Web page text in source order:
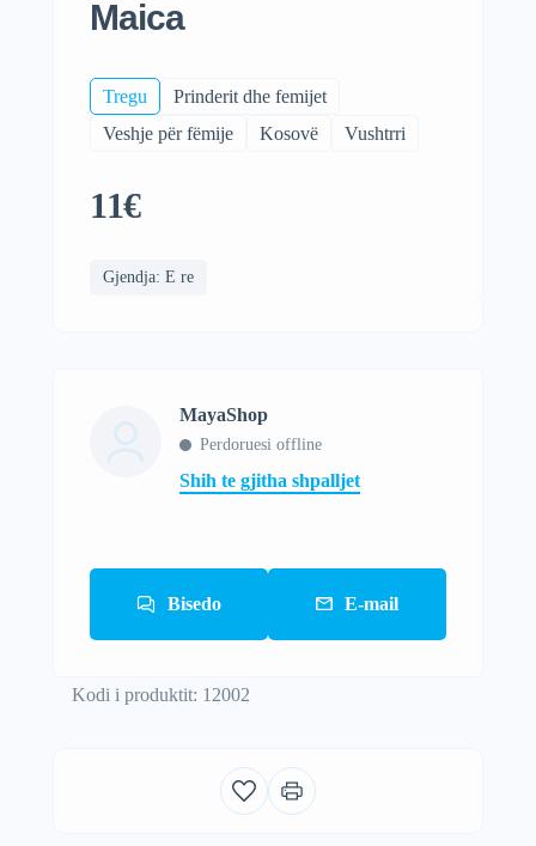
Maica
Tregu
Prinderit dhe femijet
Veshje për fëmije
Kosovë Vushtrri
11€
Gjendja: E re
MayaShop
Perdoruesi offline
Shih te gjitha shpalljet
Bisedo E-mail
Kodi i produktit: 12002